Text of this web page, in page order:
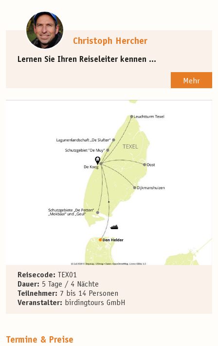
Christoph Hercher
Lernen Sie Ihren Reiseleiter kennen ...
Mehr
Reisecode: TEX01
Dauer: 5 Tage / 4 Nächte
Teilnehmer: 7 bis 14 Personen
Veranstalter: birdingtours GmbH
Termine & Preise